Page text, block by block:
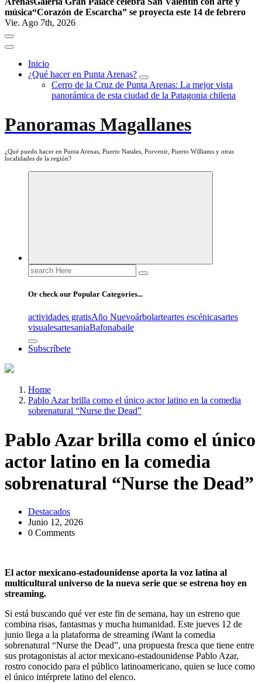
música“Corazón de Escarcha” se proyecta este 14 de febrero
Vie. Ago 7th, 2026
Inicio
¿Qué hacer en Punta Arenas?
Cerro de la Cruz de Punta Arenas: La mejor vista
panorámica de esta ciudad de la Patagonia chilena
Panoramas Magallanes
¿Qué puedo hacer en Punta Arenas, Puerto Natales, Porvenir, Puerto Williams y otras
localidades de la región?
Search
for:
Or check our Popular Categories...
actividades gratisAño Nuevoárbolarteartes escénicasartes
visualesartesaniaBafonabaile
Subscríbete
Home
Pablo Azar brilla como el único actor latino en la comedia
sobrenatural “Nurse the Dead”
Pablo Azar brilla como el único
actor latino en la comedia
sobrenatural “Nurse the Dead”
Destacados
Junio 12, 2026
0 Comments
El actor mexicano-estadounidense aporta la voz latina al
multicultural universo de la nueva serie que se estrena hoy en
streaming.
Si está buscando qué ver este fin de semana, hay un estreno que
combina risas, fantasmas y mucha humanidad. Este jueves 12 de
junio llega a la plataforma de streaming iWant la comedia
sobrenatural “Nurse the Dead”, una propuesta fresca que tiene entre
sus protagonistas al actor mexicano-estadounidense Pablo Azar,
rostro conocido para el público latinoamericano, quien se luce como
el único intérprete latino del elenco.